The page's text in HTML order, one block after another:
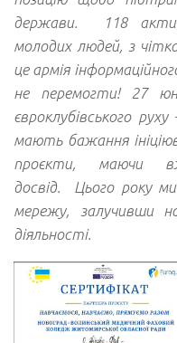
держави. 118
молодих людей, з
це армія
не перемогти! 27
євроклубівського
мають бажання
проєкти, маючи
досвід. Цього року
мережу, залучивши
діяльності.